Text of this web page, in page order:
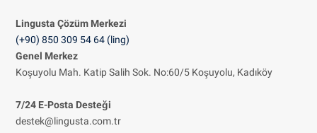
Lingusta Çözüm Merkezi
(+90) 850 309 54 64 (ling)
Genel Merkez
Koşuyolu Mah. Katip Salih Sok. No:60/5 Koşuyolu, Kadıköy
7/24 E-Posta Desteği
destek@lingusta.com.tr